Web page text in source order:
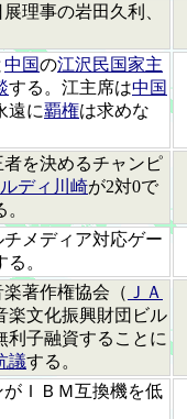
理事の岩田久利、
中国の江沢民国家主
する。江主席は中国
遠に覇権は求めな
者を決めるチャンピ
ディ川崎が2対0で
チメディア対応ゲー
る。
著作権協会（ ＪＡ
楽文化振興財団ビル
利子融資することに
議する。
ＩＢＭ互換機を低